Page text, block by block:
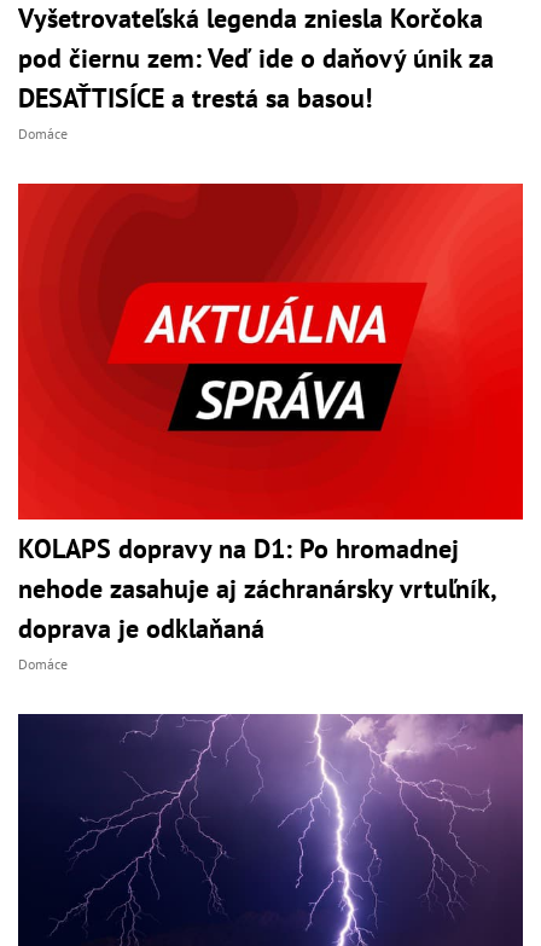
Vyšetrovateľská legenda zniesla Korčoka
pod čiernu zem: Veď ide o daňový únik za
DESAŤTISÍCE a trestá sa basou!
Domáce
KOLAPS dopravy na D1: Po hromadnej
nehode zasahuje aj záchranársky vrtuľník,
doprava je odklaňaná
Domáce